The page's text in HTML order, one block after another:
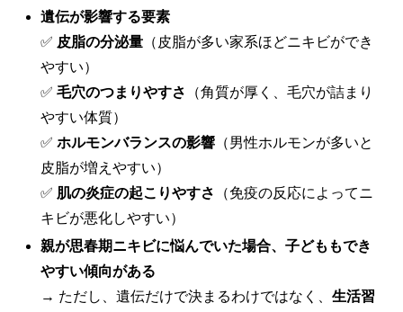
遺伝が影響する要素
✅ 皮脂の分泌量 （皮脂が多い家系ほどニキビができ
やすい）
✅毛穴のつまりやすさ
（角質が厚く、毛穴が詰まり
やすい体質）
✅ホルモンバランスの影響 （男性ホルモンが多いと
皮脂が増えやすい）
✅ 肌の炎症の起こりやすさ
（免疫の反応によってニ
キビが悪化しやすい）
親が思春期ニキビに悩んでいた場合、子どももでき
やすい傾向がある
→ ただし、遺伝だけで決まるわけではなく、生活習